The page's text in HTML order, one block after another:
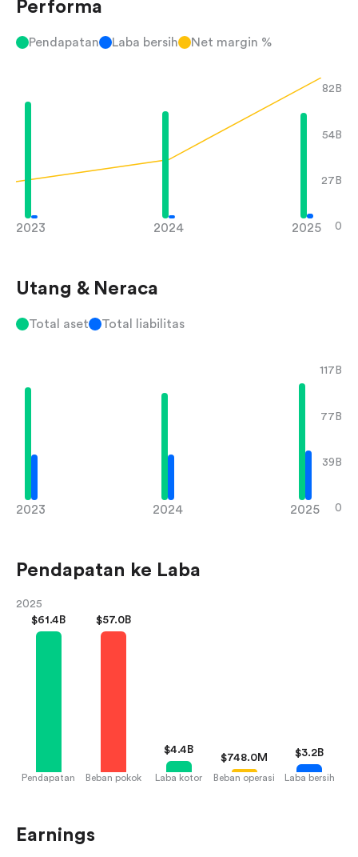
Performa
Pendapatan Laba bersih Net margin %
2023 2024 2025
82B
54B
27B
0
Utang & Neraca
Total aset Total liabilitas
2023 2024 2025
117B
77B
39B
0
Pendapatan ke Laba
2025
$61.4B
Pendapatan
$57.0B
Beban pokok
$4.4B
Laba kotor
$748.0M
Beban operasi
$3.2B
Laba bersih
Earnings